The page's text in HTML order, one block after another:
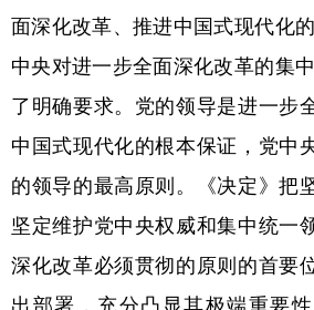
法律 中央文件 金融
食品 人居 信
学术中国 乡村振兴 银
城市 旅游 能
面深化改革、推进中国式现代化
中央对进一步全面深化改革的集
了明确要求。党的领导是进一步
中国式现代化的根本保证，党中
的领导的最高原则。《决定》把
坚定维护党中央权威和集中统一
深化改革必须贯彻的原则的首要
出部署，充分凸显其极端重要